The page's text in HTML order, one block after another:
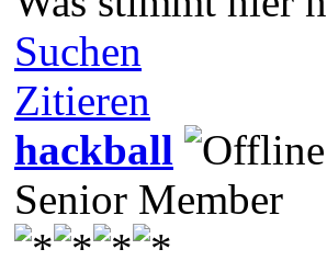
Suchen
Zitieren
hackball
Senior Member